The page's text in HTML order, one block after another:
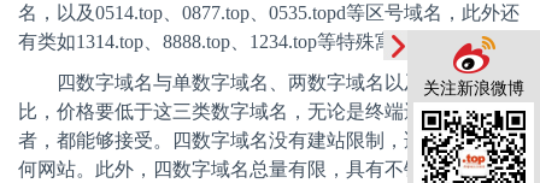
关注新浪微博
名，以及0514.top 0877.top 0535.topd等区号域名，此外还
有类如1314.top 8888.top 1234.top等特殊寓意域名。
四数字域名与单数字域名、两数字域名以及三数字相
比，价格要低于这三类数字域名，无论是终端还是域名投资
者，都能够接受。四数字域名没有建站限制，适用于搭建任
何网站。此外，四数字域名总量有限，具有不错的升值潜